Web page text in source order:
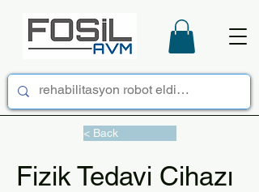
< Back
Fizik Tedavi Cihazı